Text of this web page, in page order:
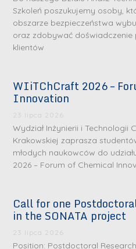
Szkoleń poszukujemy osoby,
obszarze bezpieczeństwa
oraz zdobywać
klientów
WIiTChCraft 2026 –
Innovation
23 lipca 2026
Wydział Inżynierii i Technologii
Krakowskiej zaprasza
młodych naukowców do
2026 – Forum of Chemical
Call for one
in the SONATA project
23 lipca 2026
Position: Postdoctoral